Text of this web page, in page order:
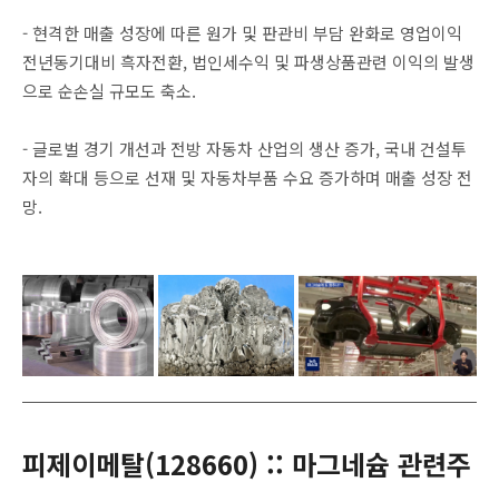
- 현격한 매출 성장에 따른 원가 및 판관비 부담 완화로 영업이익
전년동기대비 흑자전환, 법인세수익 및 파생상품관련 이익의 발생
으로 순손실 규모도 축소.
- 글로벌 경기 개선과 전방 자동차 산업의 생산 증가, 국내 건설투
자의 확대 등으로 선재 및 자동차부품 수요 증가하며 매출 성장 전
망.
피제이메탈(128660) :: 마그네슘 관련주